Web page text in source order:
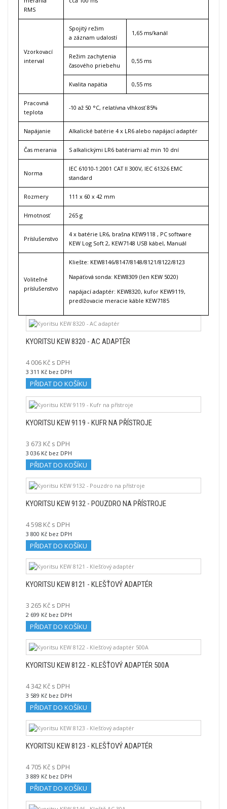
RMS
Vzorkovací
interval
Spojitý režim
a záznam udalostí
1,65 ms/kanál
Režim zachytenia
časového priebehu
0,55 ms
Kvalita napätia 0,55 ms
Pracovná
teplota
-10 až 50 °C, relatívna vlhkosť 85%
Napájanie Alkalické batérie 4 x LR6 alebo napájací adaptér
Čas merania S alkalickými LR6 batériami až min 10 dní
Norma
IEC 61010-1:2001 CAT II 300V, IEC 61326 EMC
standard
Rozmery 111 x 60 x 42 mm
Hmotnosť 265 g
Príslušenstvo
4 x batérie LR6, brašna KEW9118 , PC software
KEW Log Soft 2, KEW7148 USB kábel, Manuál
Voliteľné
príslušenstvo
Kliešte: KEW8146/8147/8148/8121/8122/8123
Napäťová sonda: KEW8309 (len KEW 5020)
napájací adaptér: KEW8320, kufor KEW9119,
predlžovacie meracie káble KEW7185
KYORITSU KEW 8320 - AC ADAPTÉR
4 006 Kč s DPH
3 311 Kč bez DPH
PŘIDAT DO KOŠÍKU
KYORITSU KEW 9119 - KUFR NA PŘÍSTROJE
3 673 Kč s DPH
3 036 Kč bez DPH
PŘIDAT DO KOŠÍKU
KYORITSU KEW 9132 - POUZDRO NA PŘÍSTROJE
4 598 Kč s DPH
3 800 Kč bez DPH
PŘIDAT DO KOŠÍKU
KYORITSU KEW 8121 - KLEŠŤOVÝ ADAPTÉR
3 265 Kč s DPH
2 699 Kč bez DPH
PŘIDAT DO KOŠÍKU
KYORITSU KEW 8122 - KLEŠŤOVÝ ADAPTÉR 500A
4 342 Kč s DPH
3 589 Kč bez DPH
PŘIDAT DO KOŠÍKU
KYORITSU KEW 8123 - KLEŠŤOVÝ ADAPTÉR
4 705 Kč s DPH
3 889 Kč bez DPH
PŘIDAT DO KOŠÍKU